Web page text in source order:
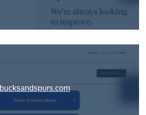
bucksandspurs.com